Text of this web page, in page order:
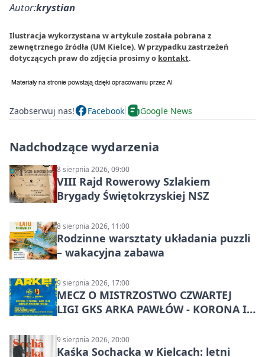
Autor:krystian
Ilustracja wykorzystana w artykule została pobrana z
zewnętrznego źródła (UM Kielce). W przypadku zastrzeżeń
dotyczących praw do zdjęcia prosimy o kontakt.
Zaobserwuj nas! Facebook Google News
Nadchodzące wydarzenia
8 sierpnia 2026, 09:00
VIII Rajd Rowerowy Szlakiem
Brygady Świętokrzyskiej NSZ
8 sierpnia 2026, 11:00
Rodzinne warsztaty układania puzzli
– wakacyjna zabawa
9 sierpnia 2026, 17:00
MECZ O MISTRZOSTWO CZWARTEJ
LIGI GKS ARKA PAWŁÓW - KORONA III
9 sierpnia 2026, 20:00
Kaśka Sochacka w Kielcach: letni